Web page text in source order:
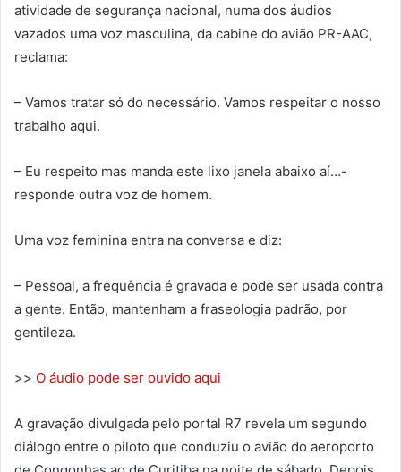
atividade de segurança nacional, numa dos áudios
vazados uma voz masculina, da cabine do avião PR-AAC,
reclama:
– Vamos tratar só do necessário. Vamos respeitar o nosso
trabalho aqui.
– Eu respeito mas manda este lixo janela abaixo aí…-
responde outra voz de homem.
Uma voz feminina entra na conversa e diz:
– Pessoal, a frequência é gravada e pode ser usada contra
a gente. Então, mantenham a fraseologia padrão, por
gentileza.
>> O áudio pode ser ouvido aqui
A gravação divulgada pelo portal R7 revela um segundo
diálogo entre o piloto que conduziu o avião do aeroporto